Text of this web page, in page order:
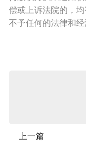
偿或上诉法院的，
不予任何的法律和
上一篇